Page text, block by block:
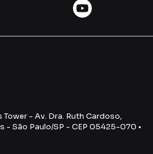
- Av. Dra. Ruth Cardoso,
- São Paulo/SP - CEP 05425-070 •